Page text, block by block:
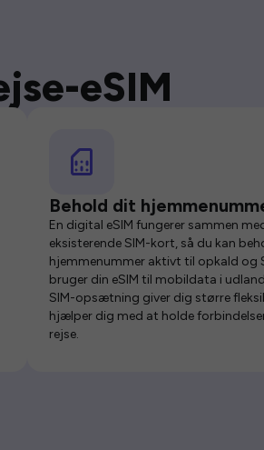
eSIM
Behold dit
En digital eSIM fungerer sammen
eksisterende SIM-kort, så du kan
hjemmenummer aktivt til opkald og
bruger din eSIM til mobildata i
SIM-opsætning giver dig større
hjælper dig med at holde
rejse.